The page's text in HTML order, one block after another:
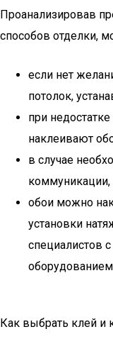
Проанализировав
способов отделки,
если нет
потолок,
при
наклеивают
в случае
обои можно
установки
специалистов
Как выбрать клей и